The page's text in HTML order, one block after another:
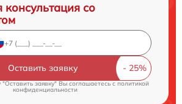
консультация со
Оставить заявку
заявку" Вы соглашаетесь c политикой
конфиденциальности